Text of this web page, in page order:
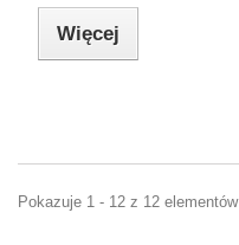
Więcej
Pokazuje 1 - 12 z 12 elementów